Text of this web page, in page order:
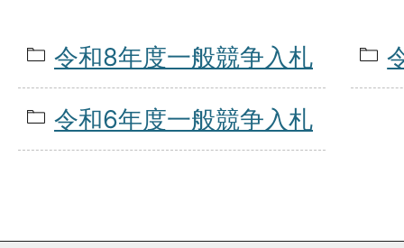
令和8年度一般競争入札
令和6年度一般競争入札